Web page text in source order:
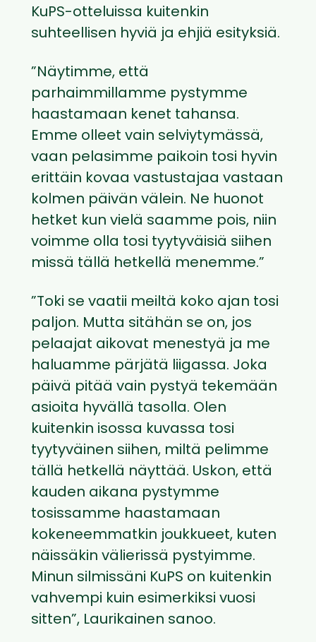
KuPS-otteluissa kuitenkin
suhteellisen hyviä ja ehjiä esityksiä.
”Näytimme, että
parhaimmillamme pystymme
haastamaan kenet tahansa.
Emme olleet vain selviytymässä,
vaan pelasimme paikoin tosi hyvin
erittäin kovaa vastustajaa vastaan
kolmen päivän välein. Ne huonot
hetket kun vielä saamme pois, niin
voimme olla tosi tyytyväisiä siihen
missä tällä hetkellä menemme.”
”Toki se vaatii meiltä koko ajan tosi
paljon. Mutta sitähän se on, jos
pelaajat aikovat menestyä ja me
haluamme pärjätä liigassa. Joka
päivä pitää vain pystyä tekemään
asioita hyvällä tasolla. Olen
kuitenkin isossa kuvassa tosi
tyytyväinen siihen, miltä pelimme
tällä hetkellä näyttää. Uskon, että
kauden aikana pystymme
tosissamme haastamaan
kokeneemmatkin joukkueet, kuten
näissäkin välierissä pystyimme.
Minun silmissäni KuPS on kuitenkin
vahvempi kuin esimerkiksi vuosi
sitten”, Laurikainen sanoo.